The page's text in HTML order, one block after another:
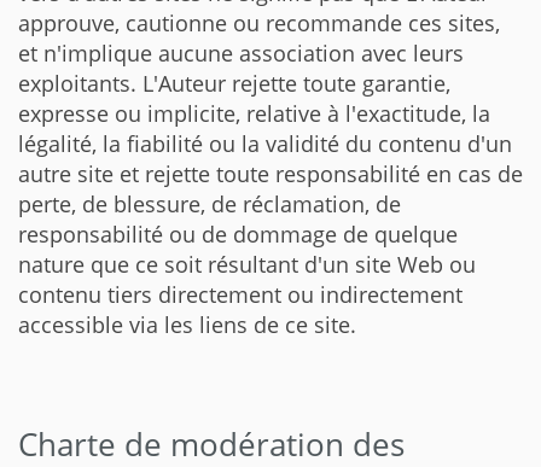
approuve, cautionne ou recommande ces sites,
et n'implique aucune association avec leurs
exploitants. L'Auteur rejette toute garantie,
expresse ou implicite, relative à l'exactitude, la
légalité, la fiabilité ou la validité du contenu d'un
autre site et rejette toute responsabilité en cas de
perte, de blessure, de réclamation, de
responsabilité ou de dommage de quelque
nature que ce soit résultant d'un site Web ou
contenu tiers directement ou indirectement
accessible via les liens de ce site.
Charte de modération des